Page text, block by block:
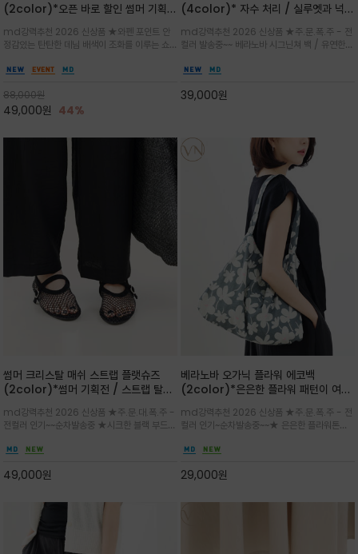
(2color)*오픈 바로 할인 썸머 기획
말 모임룩, 여행룩까지 ~
md강력추천 2026 신상품 ★와펜 포인트 안
정감있는 탄탄한 데님 배색이 조화를 이루는 쇼
클래식한 네이비·아이보리 스트라이프와 산뜻한
88,000원
49,000원 44%
(4color)* 자수 처리 / 실루엣과 넉넉
셜 숄더백
md강력추천 2026 신상품 ★주.문.폭.주 - 전
컬러 발송중~~ 베라노바 시그닌쳐 백 / 유연한
설계로 어깨의 피로도를 낮춰 편안한 착용/가볍
리 숄더백
39,000원
썸머 크리스탈 매쉬 스트랩 플랫슈즈
(2color)*썸머 기획전 / 스트랩 탈착
세한 메쉬 짜임 위로 은은하게 반짝이는
크리스탈 디테일을 더한 플랫슈즈
md강력추천 2026 신상품 ★주.문.대.폭.주 -
전컬러 인기~~순차발송중 ★시크한 블랙 부드러
하게 좋으며 가볍고 시원해 데일리 만능 아이템 /
49,000원
베라노바 오가닉 플라워 에코백
(2color)*은은한 플라워 패턴이 여름
코백
md강력추천 2026 신상품 ★주.문.폭.주 - 전
컬러 인기~순차발송중~~★ 은은한 플라워톤이
고급스럽게 내추럴한 감성의 천연 오가닉 코튼소
해져 완성
29,000원